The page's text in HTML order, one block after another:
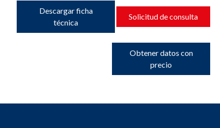
Descargar ficha
técnica
Solicitud de consulta
Obtener datos con
precio